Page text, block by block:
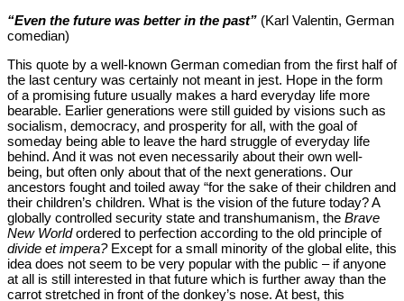
“Even the future was better in the past” (Karl Valentin, German
comedian)
This quote by a well-known German comedian from the first half of
the last century was certainly not meant in jest. Hope in the form
of a promising future usually makes a hard everyday life more
bearable. Earlier generations were still guided by visions such as
socialism, democracy, and prosperity for all, with the goal of
someday being able to leave the hard struggle of everyday life
behind. And it was not even necessarily about their own well-
being, but often only about that of the next generations. Our
ancestors fought and toiled away “for the sake of their children and
their children’s children. What is the vision of the future today? A
globally controlled security state and transhumanism, the Brave
New Worldordered to perfection according to the old principle of
divide et impera?Except for a small minority of the global elite, this
idea does not seem to be very popular with the public – if anyone
at all is still interested in that future which is further away than the
carrot stretched in front of the donkey’s nose. At best, this